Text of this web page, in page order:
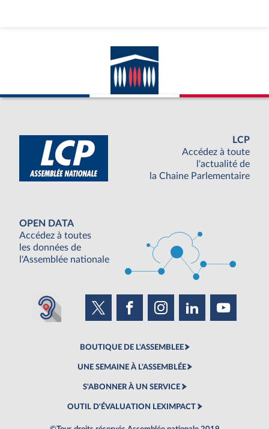
LCP
Accédez à toute
l'actualité de
la Chaine Parlementaire
OPEN DATA
Accédez à toutes
les données de
l'Assemblée nationale
BOUTIQUE DE L'ASSEMBLEE
UNE SEMAINE À L'ASSEMBLÉE
S'ABONNER À UN SERVICE
OUTIL D'ÉVALUATION LEXIMPACT